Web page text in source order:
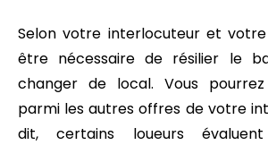
Selon votre interlocuteur et
être nécessaire de résilier le
changer de local. Vous
parmi les autres offres de votre
dit, certains loueurs évaluent